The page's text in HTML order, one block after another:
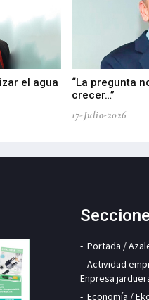
el agua
“La pregunta
crecer…”
17-Julio-2026
Portada /
Actividad
Enpresa
Economía /